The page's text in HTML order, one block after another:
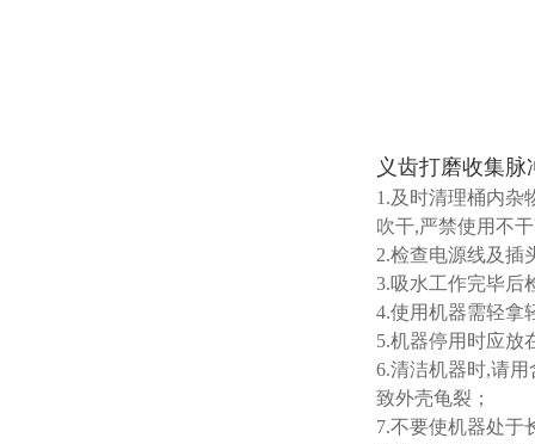
义齿打磨收集脉
1.及时清理桶内杂
吹干,严禁使用不
2.检查电源线及插
3.吸水工作完毕后
4.使用机器需轻拿
5.机器停用时应放
6.清洁机器时,请
致外壳龟裂；
7.不要使机器处于